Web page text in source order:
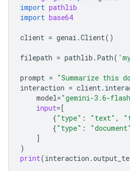
import pathlib
import base64
client = genai .Client()
filepath = pathlib . Path(
prompt = "Summarize this
interaction = client.
model="gemini-3.6-
input=[
{"type" : "text" ,
{"type" : "document"
]
)
print(interaction .